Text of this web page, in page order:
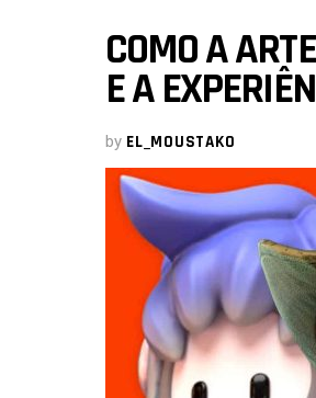
COMO A
E A
by EL_MOUSTAKO